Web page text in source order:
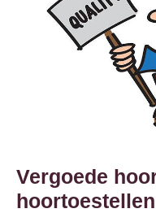
Vergoede
hoortoestellen